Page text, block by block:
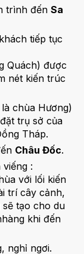
trình đến Sa
tiếp tục
Quách) được
nét kiến trúc
chùa Hương)
trụ sở của
Tháp.
Châu Đốc.
:
với lối kiến
trí cây cảnh,
tạo cho du
khi đến
nghỉ ngơi.